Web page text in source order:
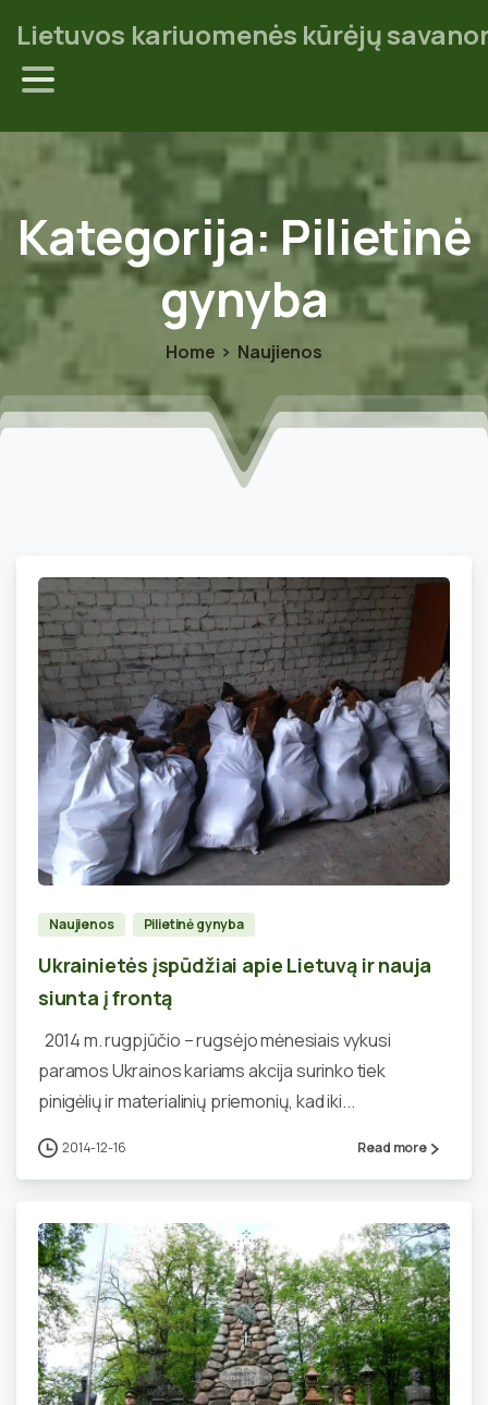
Lietuvos kariuomenės kūrėjų
Kategorija:Pilietinė
gynyba
Home Naujienos
Naujienos Pilietinė gynyba
Ukrainietės įspūdžiai apie Lietuvą ir nauja
siunta į frontą
2014 m. rugpjūčio – rugsėjo mėnesiais vykusi
paramos Ukrainos kariams akcija surinko tiek
pinigėlių ir materialinių priemonių, kad iki...
2014-12-16 Read more